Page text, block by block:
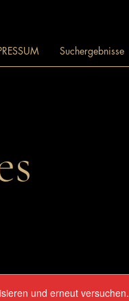
Suchergebnisse
und erneut versuchen.